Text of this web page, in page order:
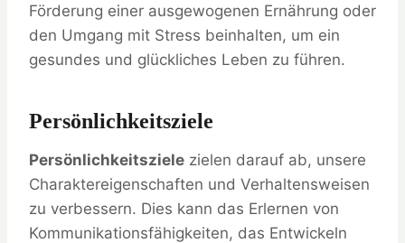
Förderung einer ausgewogenen Ernährung oder
den Umgang mit Stress beinhalten, um ein
gesundes und glückliches Leben zu führen.
Persönlichkeitsziele
Persönlichkeitsziele zielen darauf ab, unsere
Charaktereigenschaften und Verhaltensweisen
zu verbessern. Dies kann das Erlernen von
Kommunikationsfähigkeiten, das Entwickeln